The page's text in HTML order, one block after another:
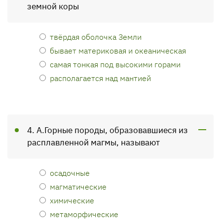
земной коры
твёрдая оболочка Земли
бывает материковая и океаническая
самая тонкая под высокими горами
располагается над мантией
4. А.Горные породы, образовавшиеся из
расплавленной магмы, называют
осадочные
магматические
химические
метаморфические